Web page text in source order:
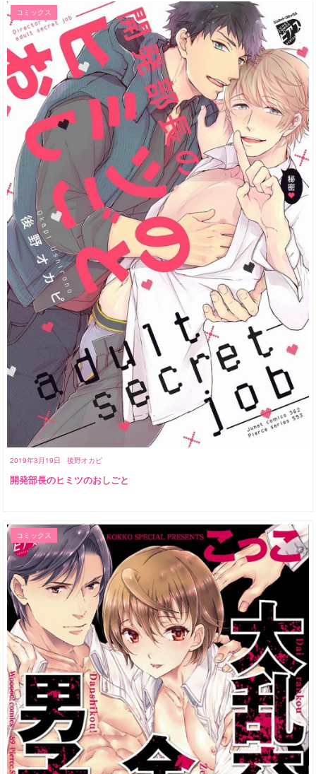
2019年3月19日 後野オカピ
コミックス
開発部長のヒミツのおしごと
コミックス